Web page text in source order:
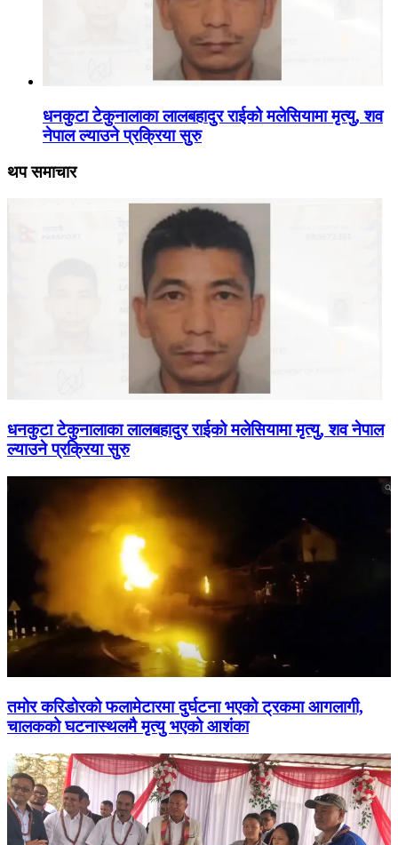
धनकुटा टेकुनालाका लालबहादुर राईको मलेसियामा मृत्यु, शव
नेपाल ल्याउने प्रक्रिया सुरु
थप समाचार
धनकुटा टेकुनालाका लालबहादुर राईको मलेसियामा मृत्यु, शव नेपाल
ल्याउने प्रक्रिया सुरु
तमोर करिडोरको फलामेटारमा दुर्घटना भएको ट्रकमा आगलागी,
चालकको घटनास्थलमै मृत्यु भएको आशंका